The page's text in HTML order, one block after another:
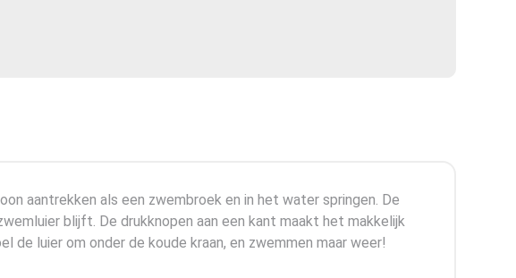
aantrekken als een zwembroek en in het water springen. De
blijft. De drukknopen aan een kant maakt het makkelijk
de luier om onder de koude kraan, en zwemmen maar weer!